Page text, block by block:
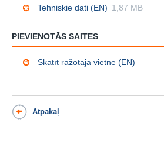
Tehniskie dati (EN) 1,87 MB
PIEVIENOTĀS SAITES
Skatīt ražotāja vietnē (EN)
Atpakaļ